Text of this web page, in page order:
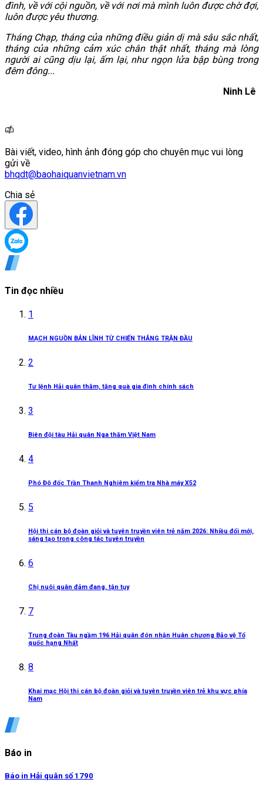
đình, về với cội nguồn, về với nơi mà mình luôn được chờ đợi,
luôn được yêu thương.
Tháng Chạp, tháng của những điều giản dị mà sâu sắc nhất,
tháng của những cảm xúc chân thật nhất, tháng mà lòng
người ai cũng dịu lại, ấm lại, như ngọn lửa bập bùng trong
đêm đông...
Ninh Lê
Bài viết, video, hình ảnh đóng góp cho chuyên mục vui lòng
gửi về
bhqdt@baohaiquanvietnam.vn
Chia sẻ
Tin đọc nhiều
1
MẠCH NGUỒN BẢN LĨNH TỪ CHIẾN THẮNG TRẬN ĐẦU
2
Tư lệnh Hải quân thăm, tặng quà gia đình chính sách
3
Biên đội tàu Hải quân Nga thăm Việt Nam
4
Phó Đô đốc Trần Thanh Nghiêm kiểm tra Nhà máy X52
5
Hội thi cán bộ đoàn giỏi và tuyên truyền viên trẻ năm 2026: Nhiều đổi mới,
sáng tạo trong công tác tuyên truyền
6
Chị nuôi quân đảm đang, tận tụy
7
Trung đoàn Tàu ngầm 196 Hải quân đón nhận Huân chương Bảo vệ Tổ
quốc hạng Nhất
8
Khai mạc Hội thi cán bộ đoàn giỏi và tuyên truyền viên trẻ khu vực phía
Nam
Báo in
Báo in Hải quân số 1790